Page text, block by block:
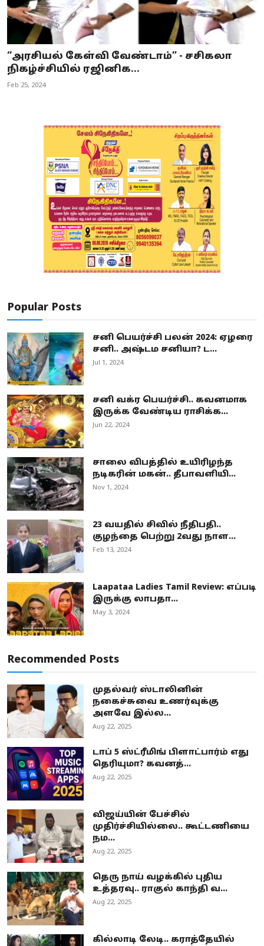
“அரசியல் கேள்வி வேண்டாம்” - சசிகலா
நிகழ்ச்சியில் ரஜினிக...
Feb 25, 2024
Popular Posts
சனி பெயர்ச்சி பலன் 2024: ஏழரை
சனி.. அஷ்டம சனியா? ட...
Jul 1, 2024
சனி வக்ர பெயர்ச்சி.. கவனமாக
இருக்க வேண்டிய ராசிக்க...
Jun 22, 2024
சாலை விபத்தில் உயிரிழந்த
நடிகரின் மகன்.. தீபாவளியி...
Nov 1, 2024
23 வயதில் சிவில் நீதிபதி..
குழந்தை பெற்று 2வது நாள...
Feb 13, 2024
Laapataa Ladies Tamil Review: எப்படி
இருக்கு லாபதா...
May 3, 2024
Recommended Posts
முதல்வர் ஸ்டாலினின்
நகைச்சுவை உணர்வுக்கு
அளவே இல்ல...
Aug 22, 2025
டாப் 5 ஸ்ட்ரீமிங் பிளாட்பார்ம் எது
தெரியுமா? கவனத்...
Aug 22, 2025
விஜய்யின் பேச்சில்
முதிர்ச்சியில்லை.. கூட்டணியை
நம...
Aug 22, 2025
தெரு நாய் வழக்கில் புதிய
உத்தரவு.. ராகுல் காந்தி வ...
Aug 22, 2025
கில்லாடி லேடி.. கராத்தேயில்